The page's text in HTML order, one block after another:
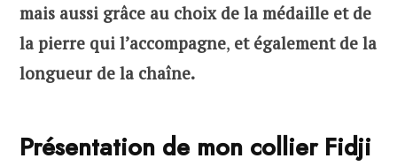
mais aussi grâce au choix de la médaille et de
la pierre qui l’accompagne, et également de la
longueur de la chaîne.
Présentation de mon collier Fidji